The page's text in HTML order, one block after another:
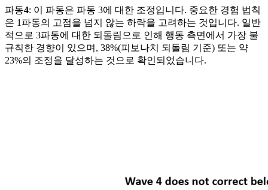
파동4: 이 파동은 파동 3에 대한 조정입니다. 중요한 경험 법칙
은 1파동의 고점을 넘지 않는 하락을 고려하는 것입니다. 일반
적으로 3파동에 대한 되돌림으로 인해 행동 측면에서 가장 불
규칙한 경향이 있으며, 38%(피보나치 되돌림 기준) 또는 약
23%의 조정을 달성하는 것으로 확인되었습니다.